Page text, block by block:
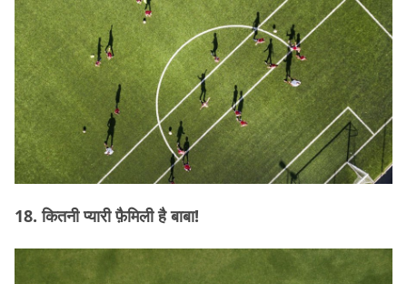
18. कितनी प्यारी फ़ैमिली है बाबा!